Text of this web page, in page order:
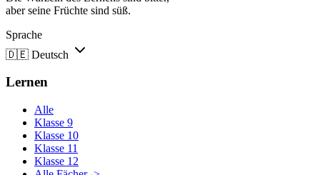
aber seine Früchte sind süß.
Sprache
🇩🇪 Deutsch
Lernen
Alle
Klasse 9
Klasse 10
Klasse 11
Klasse 12